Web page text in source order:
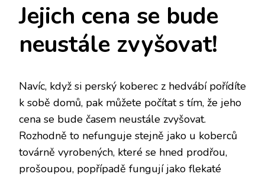
Jejich cena se bude
neustále zvyšovat!
Navíc, když si perský koberec z hedvábí pořídíte
k sobě domů, pak můžete počítat s tím, že jeho
cena se bude časem neustále zvyšovat.
Rozhodně to nefunguje stejně jako u koberců
továrně vyrobených, které se hned prodřou,
prošoupou, popřípadě fungují jako flekaté